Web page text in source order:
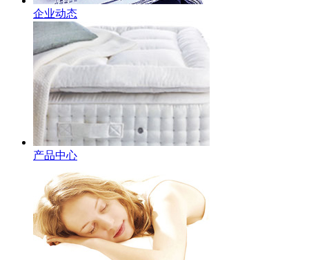
企业动态
产品中心